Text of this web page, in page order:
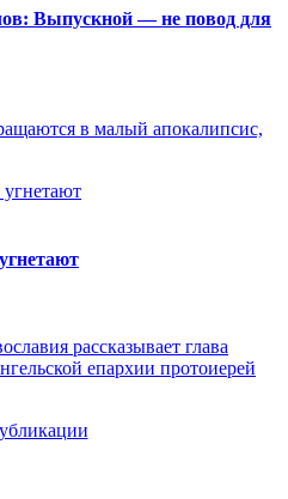
Выпускной — не повод для
в малый апокалипсис,
рассказывает глава
епархии протоиерей